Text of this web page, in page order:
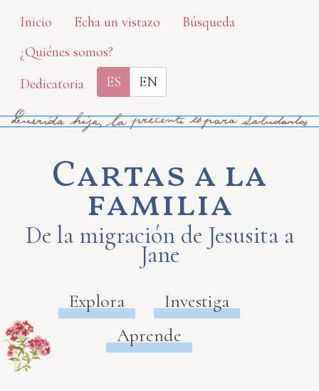
Skip
main
content
Inicio Echa un vistazo
Búsqueda
¿Quiénes somos?
Dedicatoria
ES EN
Cartas a la
familia
De la migración de Jesusita a
Jane
Explora
Investiga
Aprende